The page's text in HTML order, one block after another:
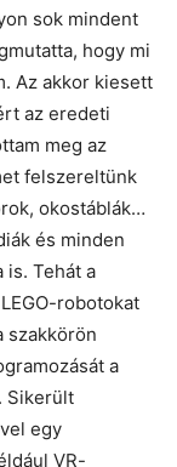
sok mindent
hogy mi
Az akkor kiesett
az eredeti
meg az
felszereltünk
okostáblák…
és minden
is. Tehát a
robotokat
szakkörön
a
Sikerült
egy
VR-